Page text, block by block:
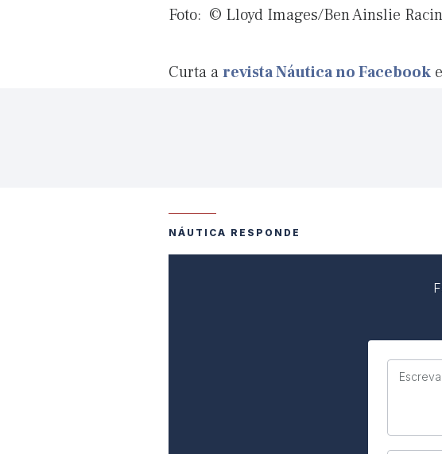
Foto: © Lloyd Images/Ben Ainslie
Curta arevista Náutica no Facebook
NÁUTICA RESPONDE